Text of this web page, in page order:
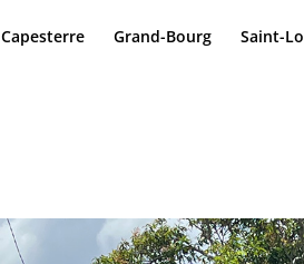
Capesterre Grand-Bourg Saint-